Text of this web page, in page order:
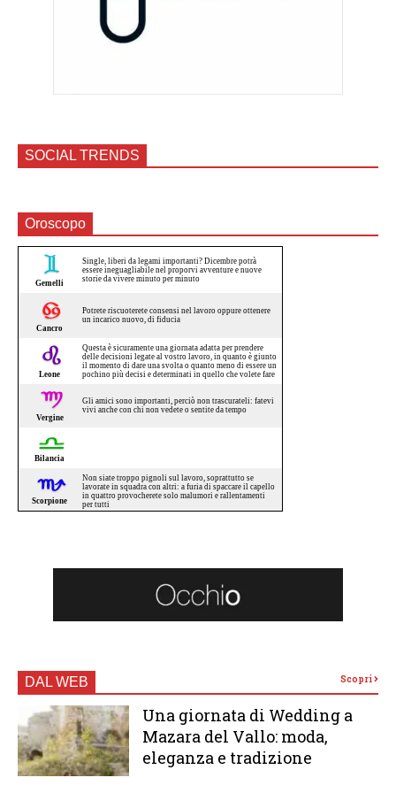
SOCIAL TRENDS
Oroscopo
DAL WEB Scopri
Una giornata di Wedding a
Mazara del Vallo: moda,
eleganza e tradizione